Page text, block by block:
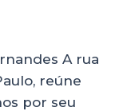
A rua
reúne
por seu